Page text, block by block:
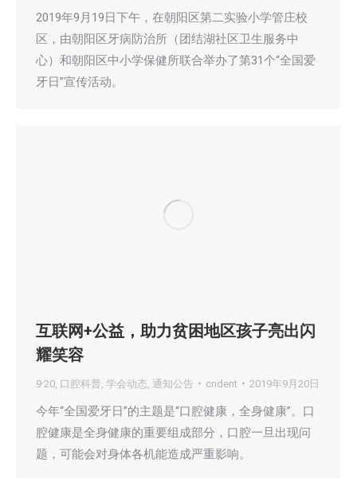
2019年9月19日下午，在朝阳区第二实验小学管庄校
区，由朝阳区牙病防治所（团结湖社区卫生服务中
心）和朝阳区中小学保健所联合举办了第31个“全国爱
牙日”宣传活动。
互联网+公益，助力贫困地区孩子亮出闪
耀笑容
9·20 口腔科普 学会动态 通知公告 cndent 2019年9月20日
今年“全国爱牙日”的主题是“口腔健康，全身健康”。口
腔健康是全身健康的重要组成部分，口腔一旦出现问
题，可能会对身体各机能造成严重影响。